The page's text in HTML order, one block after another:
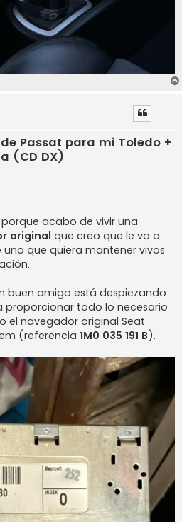
de Passat para mi Toledo +
(CD DX)
acabo de vivir una
original que creo que le va a
que quiera mantener vivos
buen amigo está despiezando
proporcionar todo lo necesario
el navegador original Seat
(referencia 1M0 035 191 B).